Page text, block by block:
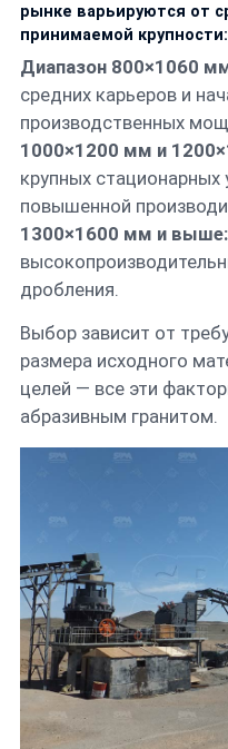
рынке варьируются от
принимаемой крупности:
Диапазон 800×1060
средних карьеров и
производственных
1000×1200 мм и
крупных
повышенной
1300×1600 мм и выше:
дробления.
Выбор зависит от
размера исходного
целей — все эти
абразивным гранитом.